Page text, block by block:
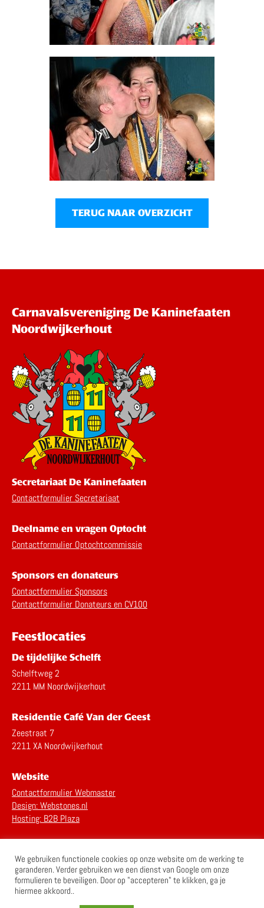
TERUG NAAR OVERZICHT
Carnavalsvereniging De Kaninefaaten
Noordwijkerhout
Secretariaat De Kaninefaaten
Contactformulier Secretariaat
Deelname en vragen Optocht
Contactformulier Optochtcommissie
Sponsors en donateurs
Contactformulier Sponsors
Contactformulier Donateurs en CV100
Feestlocaties
De tijdelijke Schelft
Schelftweg 2
2211 MM Noordwijkerhout
Residentie Café Van der Geest
Zeestraat 7
2211 XA Noordwijkerhout
Website
Contactformulier Webmaster
Design: Webstones.nl
Hosting: B2B Plaza
Disclaimer
We gebruiken functionele cookies op onze website om de werking te
garanderen. Verder gebruiken we een dienst van Google om onze
formulieren te beveiligen. Door op "accepteren" te klikken, ga je
hiermee akkoord..